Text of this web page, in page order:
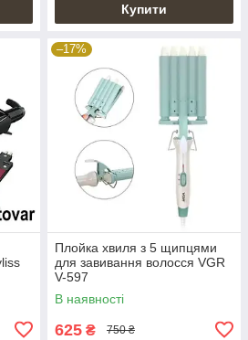
Купити
–17%
Плойка хвиля з 5 щипцями
для завивання волосся VGR
V-597
В наявності
625 ₴ 750 ₴